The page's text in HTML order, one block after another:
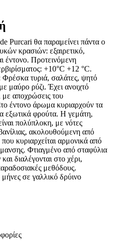
Purcari θα παραμείνει πάντα ο
κρασιών: εξαιρετικό,
έντονο. Προτεινόμενη
+10°C +12 °C.
Φρέσκα τυριά, σαλάτες, ψητό
μαύρο ρύζι. Έχει ανοιχτό
αποχρώσεις του
έντονο άρωμα κυριαρχούν τα
εξωτικά φρούτα. Η γεμάτη,
πολύπλοκη, με νότες
ακολουθούμενη από
κυριαρχείται αρμονικά από
Φτιαγμένο από σταφύλια
διαλέγονται στο χέρι,
μεθόδους.
σε γαλλικό δρύινο